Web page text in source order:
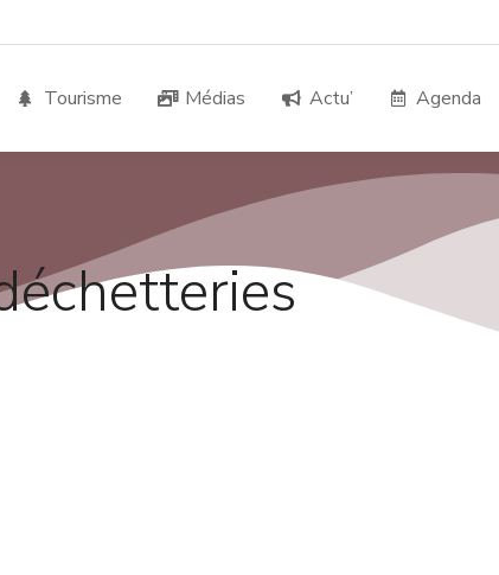
Tourisme Médias Actu’ Agenda